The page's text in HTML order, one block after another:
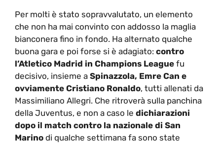
Per molti è stato sopravvalutato, un elemento
che non ha mai convinto con addosso la maglia
bianconera fino in fondo. Ha alternato qualche
buona gara e poi forse si è adagiato: contro
l’Atletico Madrid in Champions League fu
decisivo, insieme a Spinazzola, Emre Can e
ovviamente Cristiano Ronaldo, tutti allenati da
Massimiliano Allegri. Che ritroverà sulla panchina
della Juventus, e non a caso le dichiarazioni
dopo il match contro la nazionale di San
Marino di qualche settimana fa sono state